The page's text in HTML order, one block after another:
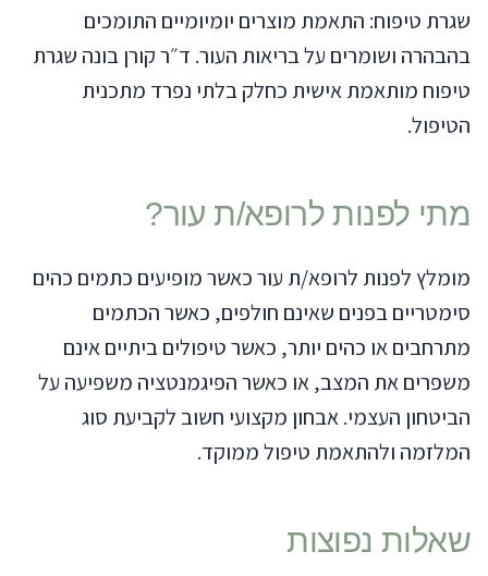
שגרת טיפוח: התאמת מוצרים יומיומיים התומכים
בהבהרה ושומרים על בריאות העור. ד״ר קורן בונה שגרת
טיפוח מותאמת אישית כחלק בלתי נפרד מתכנית
הטיפול.
מתי לפנות לרופא/ת עור?
מומלץ לפנות לרופא/ת עור כאשר מופיעים כתמים כהים
סימטריים בפנים שאינם חולפים, כאשר הכתמים
מתרחבים או כהים יותר, כאשר טיפולים ביתיים אינם
משפרים את המצב, או כאשר הפיגמנטציה משפיעה על
הביטחון העצמי. אבחון מקצועי חשוב לקביעת סוג
המלזמה ולהתאמת טיפול ממוקד.
שאלות נפוצות